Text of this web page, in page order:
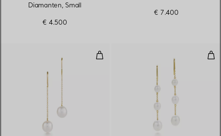
Diamanten, Small
€ 4.500
€ 7.400
Pearls by the Yard™ ​​Ohrhänger